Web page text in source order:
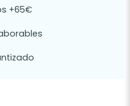
+65€